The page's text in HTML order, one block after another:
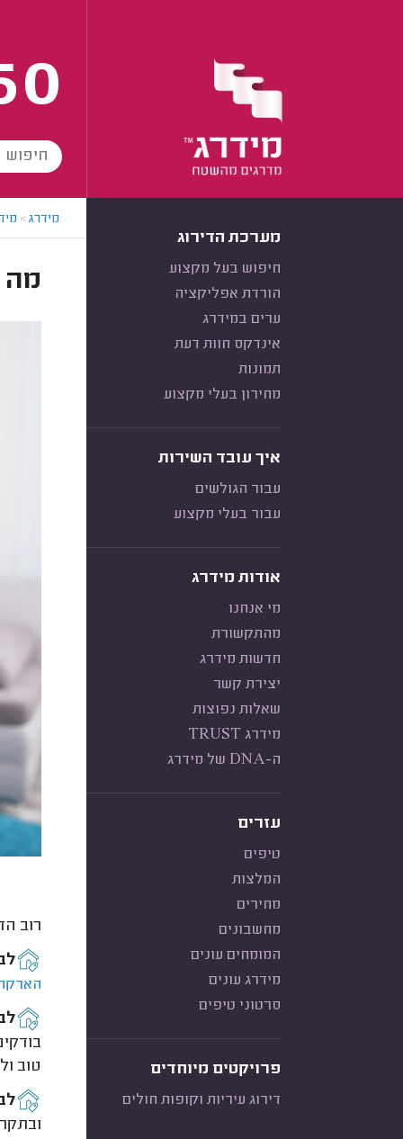
מערכת הדירוג
חיפוש בעל מקצוע
הורדת אפליקציה
ערים במידרג
אינדקס חוות דעת
תמונות
מחירון בעלי מקצוע
איך עובד השירות
עבור הגולשים
עבור בעלי מקצוע
אודות מידרג
מי אנחנו
מהתקשורת
חדשות מידרג
יצירת קשר
שאלות נפוצות
מידרג TRUST
ה-DNA של מידרג
עזרים
טיפים
המלצות
מחירים
מחשבונים
המומחים עונים
מידרג עונים
סרטוני טיפים
פרויקטים מיוחדים
דירוג עיריות וקופות חולים
מידרג>
מה
רוב
טוב